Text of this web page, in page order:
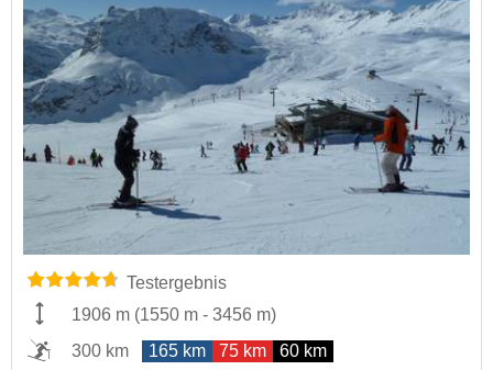
Testergebnis
1906 m (1550 m - 3456 m)
300 km
165 km 75 km 60 km